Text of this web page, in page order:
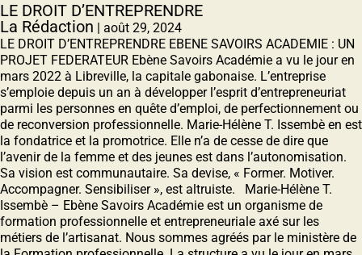
LE DROIT D’ENTREPRENDRE
La Rédaction
août 29, 2024
LE DROIT D’ENTREPRENDRE EBENE SAVOIRS ACADEMIE : UN
PROJET FEDERATEUR Ebène Savoirs Académie a vu le jour en
mars 2022 à Libreville, la capitale gabonaise. Lʼentreprise
sʼemploie depuis un an à développer lʼesprit dʼentrepreneuriat
parmi les personnes en quête dʼemploi, de perfectionnement ou
de reconversion professionnelle. Marie-Hélène T. Issembè en est
la fondatrice et la promotrice. Elle nʼa de cesse de dire que
lʼavenir de la femme et des jeunes est dans lʼautonomisation.
Sa vision est communautaire. Sa devise, « Former. Motiver.
Accompagner. Sensibiliser », est altruiste. Marie-Hélène T.
Issembè – Ebène Savoirs Académie est un organisme de
formation professionnelle et entrepreneuriale axé sur les
métiers de lʼartisanat. Nous sommes agréés par le ministère de